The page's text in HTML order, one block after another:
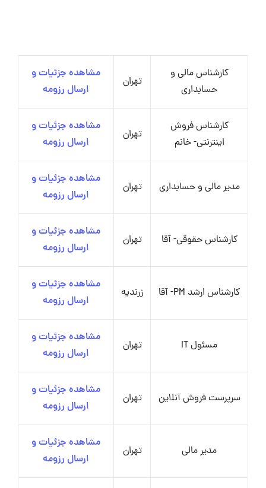
کارشناس مالی و
حسابداری
تهران
مشاهده جزئیات و
ارسال رزومه
کارشناس فروش
اینترنتی- خانم
تهران
مشاهده جزئیات و
ارسال رزومه
مدیر مالی و حسابداری تهران
مشاهده جزئیات و
ارسال رزومه
کارشناس حقوقی- آقا تهران
مشاهده جزئیات و
ارسال رزومه
کارشناس ارشد PM- آقا زرندیه
مشاهده جزئیات و
ارسال رزومه
مسئول IT تهران
مشاهده جزئیات و
ارسال رزومه
سرپرست فروش آنلاین تهران
مشاهده جزئیات و
ارسال رزومه
مدیر مالی تهران
مشاهده جزئیات و
ارسال رزومه